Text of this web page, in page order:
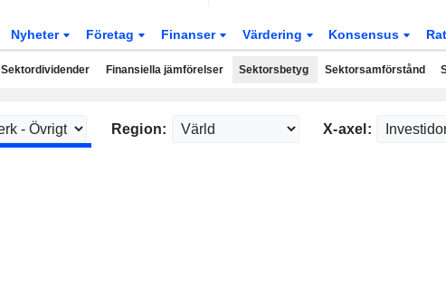
Nyheter Företag Finanser Värdering Konsensus
Sektordividender Finansiella jämförelser Sektorsbetyg Sektorsamförstånd
Region: X-axel: